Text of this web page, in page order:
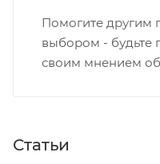
Помогите другим
выбором - будьте
своим мнением
Статьи